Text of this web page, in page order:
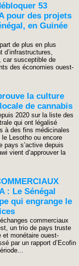
53
pour des projets
en Guinée
de plus en plus
car susceptible de
des économies ouest-
la culture
de cannabis
2020 sur la liste des
qui ont légalisé
à des fins médicinales
Lesotho ou encore
pays s’active depuis
vient d’approuver la
: Le Sénégal
qui engrange le
commerciaux
un trio de pays truste
et monétaire ouest-
par un rapport d’Ecofin